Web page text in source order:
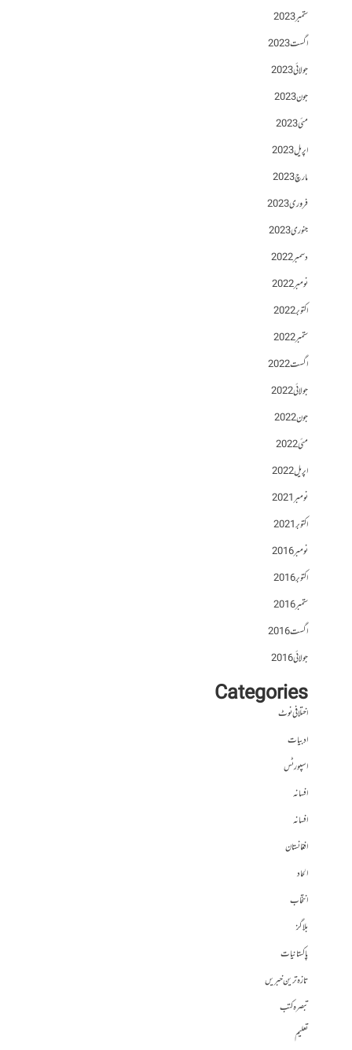
ستمبر 2023
اگست 2023
جولائی 2023
جون 2023
مئی 2023
اپریل 2023
مارچ 2023
فروری 2023
جنوری 2023
دسمبر 2022
نومبر 2022
اکتوبر 2022
ستمبر 2022
اگست 2022
جولائی 2022
جون 2022
مئی 2022
اپریل 2022
نومبر 2021
اکتوبر 2021
نومبر 2016
اکتوبر 2016
ستمبر 2016
اگست 2016
جولائی 2016
Categories
اختلافی نوٹ
ادبیات
اسپورٹس
افسانہ
افسانہ
افغانستان
الحاد
انتخاب
بلاگز
پاکستانیات
تازہ ترین خبریں
تبصرہ کتب
تعلیم